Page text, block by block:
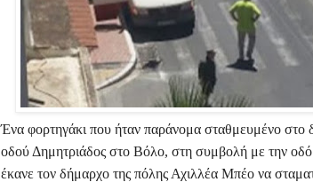
Ένα φορτηγάκι που ήταν παράνομα σταθμευμένο στο
οδού Δημητριάδος στο Βόλο, στη συμβολή με την
έκανε τον δήμαρχο της πόλης Αχιλλέα Μπέο να